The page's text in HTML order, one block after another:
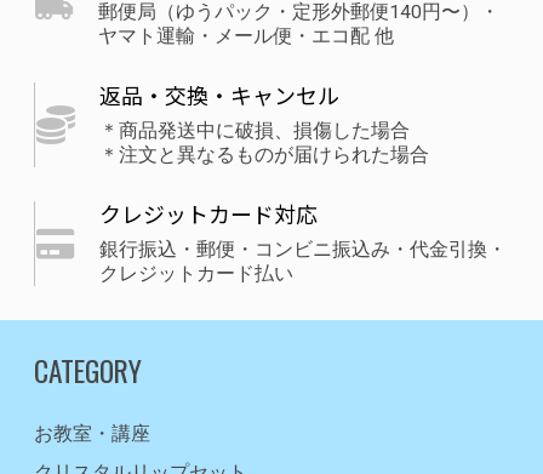
郵便局（ゆうパック・定形外郵便140円〜）・
ヤマト運輸・メール便・エコ配 他
返品・交換・キャンセル
＊商品発送中に破損、損傷した場合
＊注文と異なるものが届けられた場合
クレジットカード対応
銀行振込・郵便・コンビニ振込み・代金引換・
クレジットカード払い
CATEGORY
お教室・講座